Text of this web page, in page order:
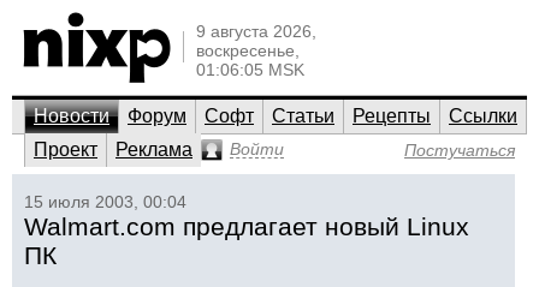
9 августа 2026,
воскресенье,
01:06:05 MSK
Новости Форум Софт Статьи Рецепты
Ссылки
Проект
Реклама Войти Постучаться
15 июля 2003, 00:04
Walmart.com предлагает новый Linux
ПК